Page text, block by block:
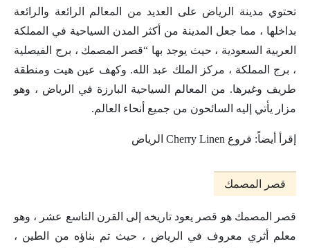
تحتوي مدينة الرياض على العديد من المعالم الرائعة والرائعة
بداخلها ، مما جعل المدينة من أكثر المدن السياحية في المملكة
العربية السعودية ، حيث يوجد بها “قصر المصمك ، برج الفيصلية
، برج المملكة ، مركز الملك عبد الله. وكهف عين هيت ومنطقة
طريف وغيرها. من المعالم السياحية البارزة في الرياض ، وهو
مزار يأتي إليه السائحون من جميع أنحاء العالم.
إقرأ أيضاً: فروع Cherry Linen الرياض
قصر المصمك
قصر المصمك هو قصر يعود تاريخه إلى القرن التاسع عشر ، وهو
معلم أثري معروف في الرياض ، حيث تم بناؤه من الطين ،